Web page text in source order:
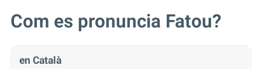
Com es pronuncia Fatou?
en Català